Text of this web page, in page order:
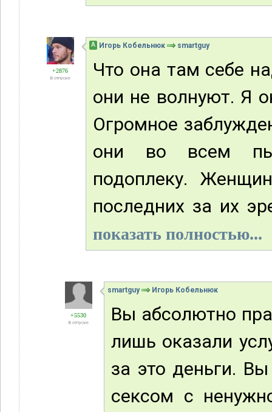
+2876
В отпуске
А Игорь Кобельнюк smartguy
Что она там себе
они не волнуют. Я
Огромное
они во всем
подоплеку.
последних за их
показать полностью...
+5530
В отпуске
smartguy Игорь Кобельнюк
Вы абсолютно
лишь оказали
за это деньги.
сексом с